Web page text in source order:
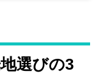
選びの3